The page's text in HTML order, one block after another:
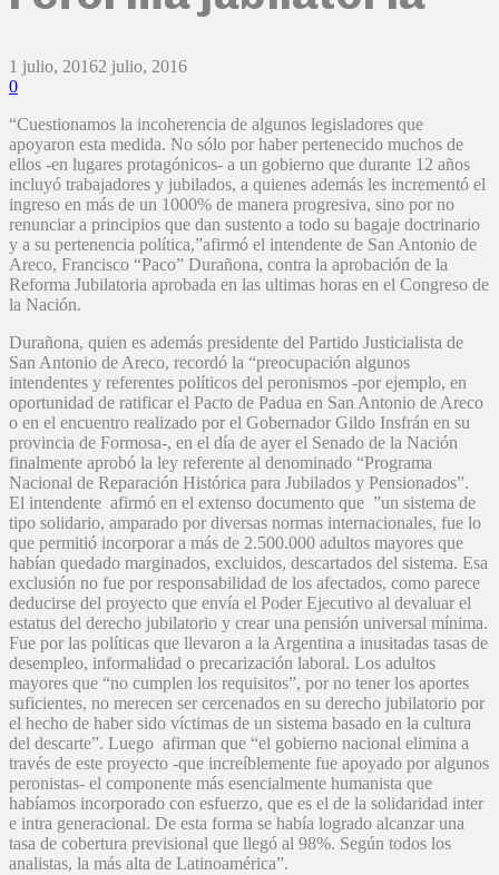
1 julio, 20162 julio, 2016
0
“Cuestionamos la incoherencia de algunos legisladores que
apoyaron esta medida. No sólo por haber pertenecido muchos de
ellos -en lugares protagónicos- a un gobierno que durante 12 años
incluyó trabajadores y jubilados, a quienes además les incrementó el
ingreso en más de un 1000% de manera progresiva, sino por no
renunciar a principios que dan sustento a todo su bagaje doctrinario
y a su pertenencia política,”afirmó el intendente de San Antonio de
Areco, Francisco “Paco” Durañona, contra la aprobación de la
Reforma Jubilatoria aprobada en las ultimas horas en el Congreso de
la Nación.
Durañona, quien es además presidente del Partido Justicialista de
San Antonio de Areco, recordó la “preocupación algunos
intendentes y referentes políticos del peronismos -por ejemplo, en
oportunidad de ratificar el Pacto de Padua en San Antonio de Areco
o en el encuentro realizado por el Gobernador Gildo Insfrán en su
provincia de Formosa-, en el día de ayer el Senado de la Nación
finalmente aprobó la ley referente al denominado “Programa
Nacional de Reparación Histórica para Jubilados y Pensionados”.
El intendente afirmó en el extenso documento que ”un sistema de
tipo solidario, amparado por diversas normas internacionales, fue lo
que permitió incorporar a más de 2.500.000 adultos mayores que
habían quedado marginados, excluidos, descartados del sistema. Esa
exclusión no fue por responsabilidad de los afectados, como parece
deducirse del proyecto que envía el Poder Ejecutivo al devaluar el
estatus del derecho jubilatorio y crear una pensión universal mínima.
Fue por las políticas que llevaron a la Argentina a inusitadas tasas de
desempleo, informalidad o precarización laboral. Los adultos
mayores que “no cumplen los requisitos”, por no tener los aportes
suficientes, no merecen ser cercenados en su derecho jubilatorio por
el hecho de haber sido víctimas de un sistema basado en la cultura
del descarte”. Luego afirman que “el gobierno nacional elimina a
través de este proyecto -que increíblemente fue apoyado por algunos
peronistas- el componente más esencialmente humanista que
habíamos incorporado con esfuerzo, que es el de la solidaridad inter
e intra generacional. De esta forma se había logrado alcanzar una
tasa de cobertura previsional que llegó al 98%. Según todos los
analistas, la más alta de Latinoamérica”.